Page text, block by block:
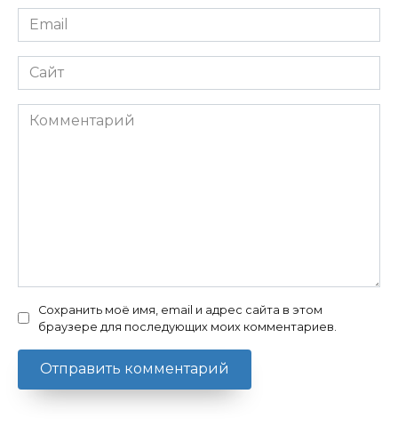
Email
*
Сайт
Комментарий
Сохранить моё имя, email и адрес сайта в этом
браузере для последующих моих комментариев.